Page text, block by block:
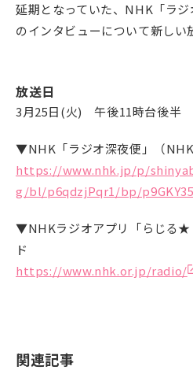
延期となっていた、NHK「ラ
のインタビューについて新しい
放送日
3月25日(火) 午後11時台後半
▼NHK「ラジオ深夜便」（NHK
https://www.nhk.jp/p/
g/bl/p6qdzjPqr1/bp/
▼NHKラジオアプリ「らじる★
ド
https://www.nhk.or.jp/radio/
関連記事